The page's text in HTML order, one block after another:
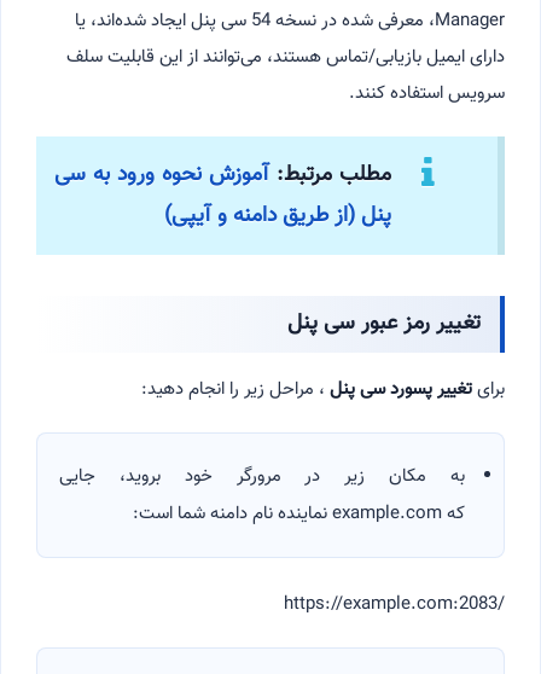
Manager، معرفی شده در نسخه 54 سی پنل ایجاد شده‌اند، یا
دارای ایمیل بازیابی/تماس هستند، می‌توانند از این قابلیت سلف
سرویس استفاده کنند.
مطلب مرتبط: آموزش نحوه ورود به سی
پنل (از طریق دامنه و آیپی)
تغییر رمز عبور سی پنل
برایتغییر پسورد سی پنل ، مراحل زیر را انجام دهید:
به مکان زیر در مرورگر خود بروید، جایی
که example.com نماینده نام دامنه شما است:
https://example.com:2083/